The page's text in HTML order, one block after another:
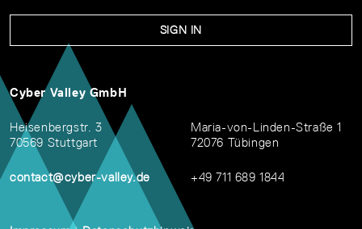
SIGN IN
Cyber Valley GmbH
Heisenbergstr. 3
70569 Stuttgart
contact@cyber-valley.de
Maria-von-Linden-Straße 1
72076 Tübingen
+49 711 689 1844